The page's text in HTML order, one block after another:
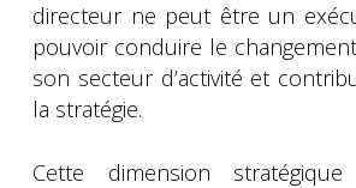
directeur ne peut être un
pouvoir conduire le
son secteur d’activité et
la stratégie.
Cette dimension